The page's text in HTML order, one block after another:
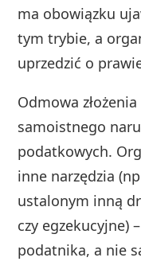
ma obowiązku
tym trybie, a
uprzedzić o
Odmowa
samoistnego
podatkowych.
inne narzędzia
ustalonym inną
czy egzekucyjne)
podatnika, a nie